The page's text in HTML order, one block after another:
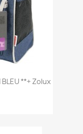
BLEU **+ Zolux